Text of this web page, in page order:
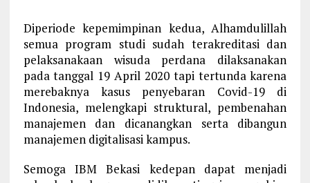
Diperiode kepemimpinan kedua, Alhamdulillah
semua program studi sudah terakreditasi dan
pelaksanakaan wisuda perdana dilaksanakan
pada tanggal 19 April 2020 tapi tertunda karena
merebaknya kasus penyebaran Covid-19 di
Indonesia, melengkapi struktural, pembenahan
manajemen dan dicanangkan serta dibangun
manajemen digitalisasi kampus.
Semoga IBM Bekasi kedepan dapat menjadi